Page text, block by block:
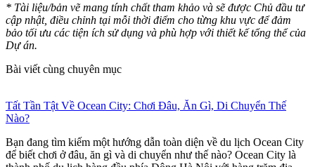
* Tài liệu/bản vẽ mang tính chất tham khảo và sẽ được Chủ đầu tư
cập nhật, điều chỉnh tại mỗi thời điểm cho từng khu vực để đảm
bảo tối ưu các tiện ích sử dụng và phù hợp với thiết kế tổng thể của
Dự án.
Bài viết cùng chuyên mục
Tất Tần Tật Về Ocean City: Chơi Đâu, Ăn Gì, Di Chuyển Thế
Nào?
Bạn đang tìm kiếm một hướng dẫn toàn diện về du lịch Ocean City
để biết chơi ở đâu, ăn gì và di chuyển như thế nào? Ocean City là